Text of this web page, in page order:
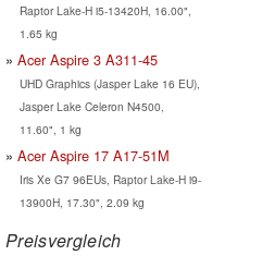
Raptor Lake-H i5-13420H, 16.00",
1.65 kg
Acer Aspire 3 A311-45
UHD Graphics (Jasper Lake 16 EU),
Jasper Lake Celeron N4500,
11.60", 1 kg
Acer Aspire 17 A17-51M
Iris Xe G7 96EUs, Raptor Lake-H i9-
13900H, 17.30", 2.09 kg
Preisvergleich